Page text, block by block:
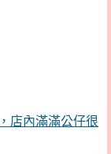
店內滿滿公仔很